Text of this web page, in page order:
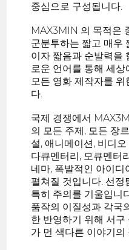
중심으로 구성됩니다.
MAX3MIN 의 목적은
군분투하는 짧고 매우
이자 짧음과 순발력을
로운 언어를 통해 세
모든 영화 제작자를 위
다.
국제 경쟁에서
의 모든 주제, 모든 장
설, 애니메이션, 비디
다큐멘터리, 모큐멘터
네마, 폭발적인 아이디
펼쳐질 것입니다. 선정
특히 주의를 기울입니
품작의 이질성과 각국
한 반영하기 위해 서구
가 먼 색다른 이야기의